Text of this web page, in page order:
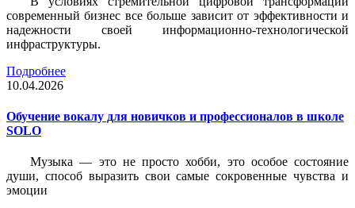
современный бизнес все больше зависит от эффективности и
надежности своей информационно-технологической
инфраструктуры.
Подробнее
10.04.2026
Обучение вокалу для новичков и профессионалов в школе
SOLO
Музыка — это не просто хобби, это особое состояние
души, способ выразить свои самые сокровенные чувства и
эмоции